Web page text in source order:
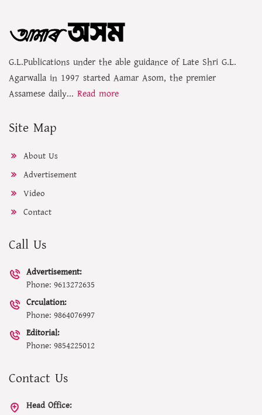
G.L.Publications under the able guidance of Late Shri G.L.
Agarwalla in 1997 started Aamar Asom, the premier
Assamese daily... Read more
Site Map
About Us
Advertisement
Video
Contact
Call Us
Advertisement:
Phone: 9613272635
Crculation:
Phone: 9864076997
Editorial:
Phone: 9854225012
Contact Us
Head Office: